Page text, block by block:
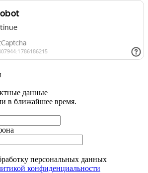
данные
в ближайшее время.
персональных данных
конфиденциальности